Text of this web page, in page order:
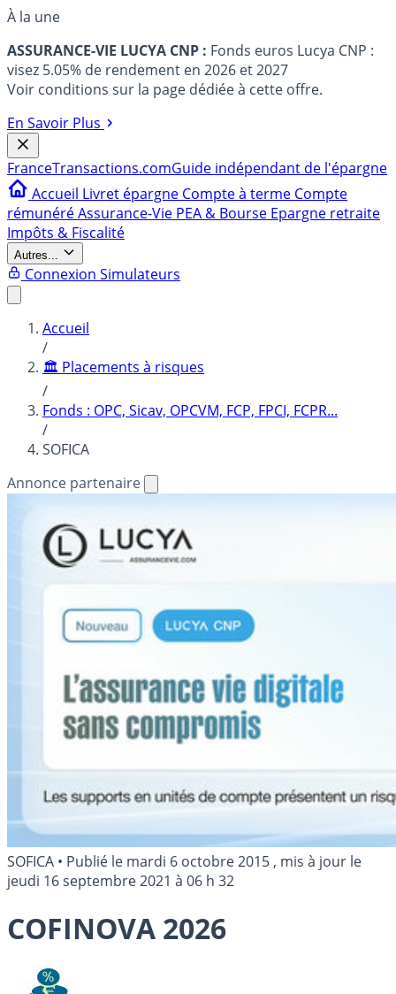
À la une
ASSURANCE-VIE LUCYA CNP : Fonds euros Lucya CNP :
visez 5.05% de rendement en 2026 et 2027
Voir conditions sur la page dédiée à cette offre.
En Savoir Plus
FranceTransactions.comGuide indépendant de l'épargne
Accueil Livret épargne Compte à terme Compte
rémunéréAssurance-Vie PEA & Bourse Epargne retraite
Impôts & Fiscalité
Autres...
Connexion Simulateurs
Accueil
/
🏛️ Placements à risques
/
Fonds : OPC, Sicav, OPCVM, FCP, FPCI, FCPR...
/
SOFICA
Annonce partenaire
SOFICA • Publié le mardi 6 octobre 2015 , mis à jour le
jeudi 16 septembre 2021 à 06 h 32
COFINOVA 2026